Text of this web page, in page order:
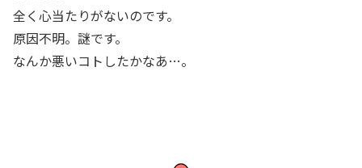
全く心当たりがないのです。
原因不明。謎です。
なんか悪いコトしたかなあ…。